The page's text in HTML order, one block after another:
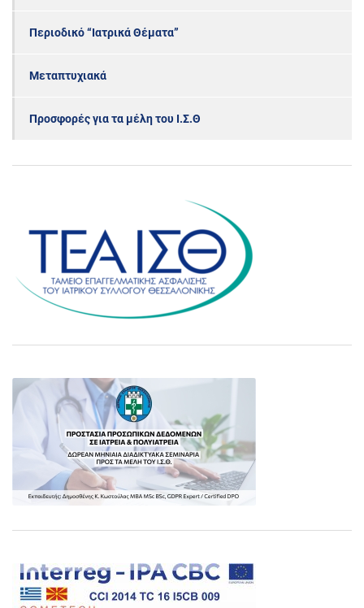
Περιοδικό “Ιατρικά Θέματα”
Μεταπτυχιακά
Προσφορές για τα μέλη του Ι.Σ.Θ